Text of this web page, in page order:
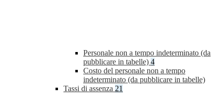
Personale non a tempo indeterminato (da
pubblicare in tabelle) 4
Costo del personale non a tempo
indeterminato (da pubblicare in tabelle)
Tassi di assenza 21